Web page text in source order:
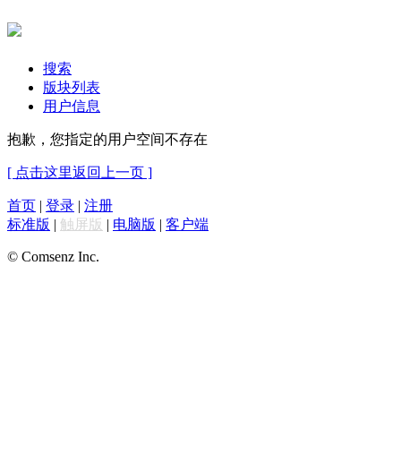
搜索
版块列表
用户信息
抱歉，您指定的用户空间不存在
[ 点击这里返回上一页 ]
首页 | 登录 | 注册
标准版 | 触屏版 | 电脑版 | 客户端
© Comsenz Inc.